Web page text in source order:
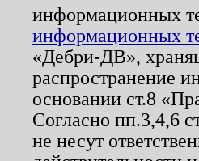
информационных
информационных
«Дебри-ДВ»,
распространение
основании ст.8
Согласно пп.3,4,6
не несут